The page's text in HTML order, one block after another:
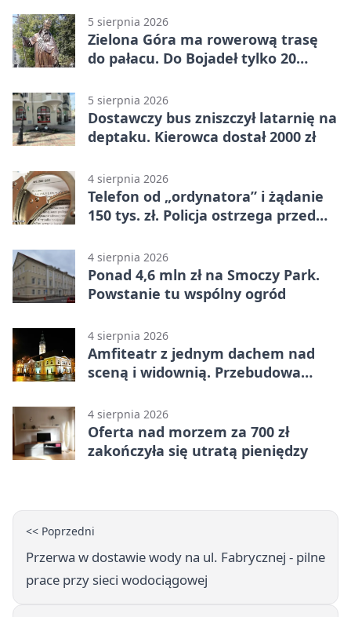
5 sierpnia 2026
Zielona Góra ma rowerową trasę
do pałacu. Do Bojadeł tylko 20
5 sierpnia 2026
Dostawczy bus zniszczył latarnię na
deptaku. Kierowca dostał 2000 zł
4 sierpnia 2026
Telefon od „ordynatora” i żądanie
150 tys. zł. Policja ostrzega przed
4 sierpnia 2026
Ponad 4,6 mln zł na Smoczy Park.
Powstanie tu wspólny ogród
4 sierpnia 2026
Amfiteatr z jednym dachem nad
sceną i widownią. Przebudowa
4 sierpnia 2026
Oferta nad morzem za 700 zł
zakończyła się utratą pieniędzy
<< Poprzedni
Przerwa w dostawie wody na ul. Fabrycznej - pilne
prace przy sieci wodociągowej